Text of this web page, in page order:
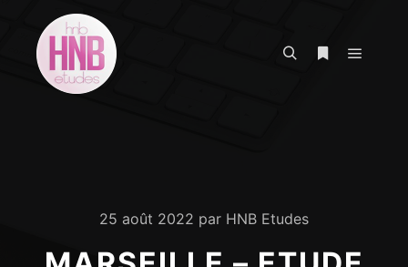
25 août 2022 par HNB Etudes